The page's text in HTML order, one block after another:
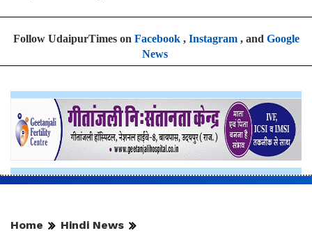
Follow UdaipurTimes on Facebook, Instagram, and Google
News
Home Hindi News